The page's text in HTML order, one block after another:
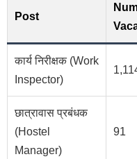
Post
कार्य निरीक्षक (Work
Inspector)
छात्रावास प्रबंधक
(Hostel
Manager)
91